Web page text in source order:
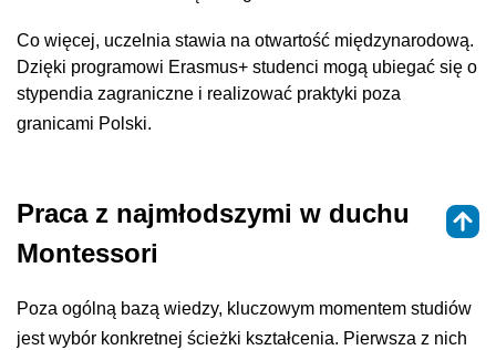
Co więcej, uczelnia stawia na otwartość międzynarodową.
Dzięki programowi Erasmus+ studenci mogą ubiegać się o
stypendia zagraniczne i realizować praktyki poza
granicami Polski.
Praca z najmłodszymi w duchu
Montessori
Poza ogólną bazą wiedzy, kluczowym momentem studiów
jest wybór konkretnej ścieżki kształcenia. Pierwsza z nich